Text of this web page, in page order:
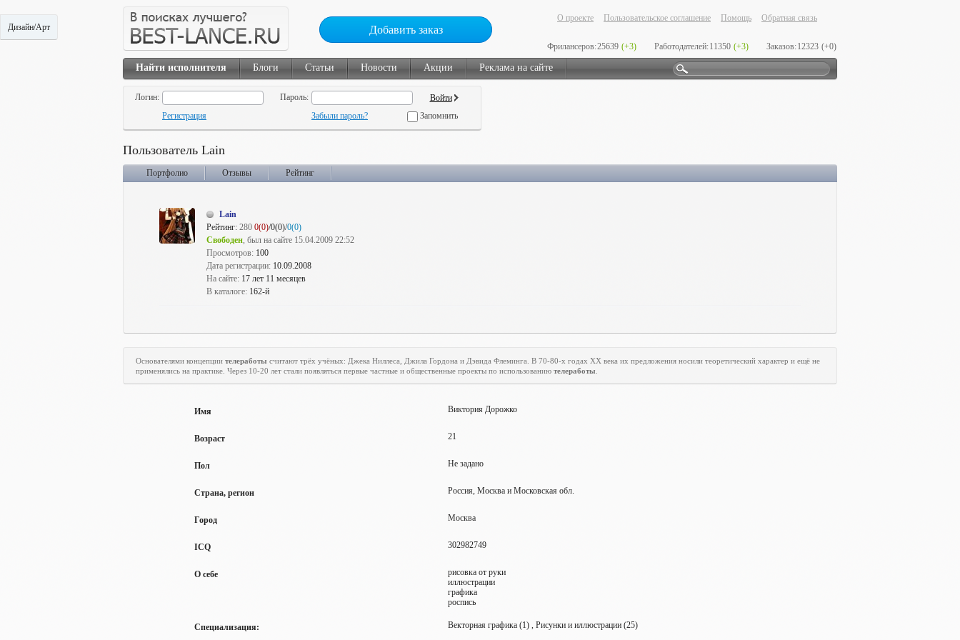
Добавить заказ
О проекте Пользовательское соглашение Помощь Обратная связь
Фрилансеров:25639 (+3) Работодателей:11350 (+3) Заказов:12323 (+0)
Найти исполнителя Блоги Статьи Новости Акции Реклама на сайте
Логин:
Пароль:
Регистрация
Забыли пароль? Запомнить
Пользователь Lain
Портфолио Отзывы Рейтинг
Lain
Рейтинг: 280 0(0)/0(0)/0(0)
Свободен, был на сайте 15.04.2009 22:52
Просмотров: 100
Дата регистрации: 10.09.2008
На сайте: 17 лет 11 месяцев
В каталоге: 162-й
Основателями концепции телеработы считают трёх учёных: Джека Ниллеса, Джила Гордона и Дэвида Флеминга. В 70-80-х годах XX века их предложения носили теоретический характер и ещё не
применялись на практике. Через 10-20 лет стали появляться первые частные и общественные проекты по использованию телеработы
Дизайн/Арт
Имя Виктория Дорожко
Возраст 21
Пол Не задано
Страна, регион Россия, Москва и Московская обл.
Город Москва
ICQ 302982749
О себе
рисовка от руки
иллюстрации
графика
роспись
Специализация: Векторная графика (1) , Рисунки и иллюстрации (25)